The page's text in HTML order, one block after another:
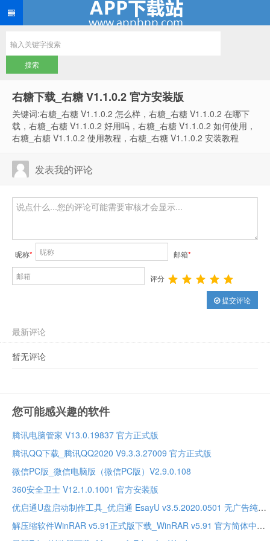
右糖下载_右糖 V1.1.0.2 官方安装版
关键词:右糖_右糖 V1.1.0.2 怎么样，右糖_右糖 V1.1.0.2 在哪下
载，右糖_右糖 V1.1.0.2 好用吗，右糖_右糖 V1.1.0.2 如何使用，
右糖_右糖 V1.1.0.2 使用教程，右糖_右糖 V1.1.0.2 安装教程
发表我的评论
昵称* 邮箱*
评分
提交评论
最新评论
暂无评论
您可能感兴趣的软件
腾讯电脑管家 V13.0.19837 官方正式版
腾讯QQ下载_腾讯QQ2020 V9.3.3.27009 官方正式版
微信PC版_微信电脑版（微信PC版）V2.9.0.108
360安全卫士 V12.1.0.1001 官方安装版
优启通U盘启动制作工具_优启通 EsayU v3.5.2020.0501 无广告纯净版
解压缩软件WinRAR v5.91正式版下载_WinRAR v5.91 官方简体中文正式版